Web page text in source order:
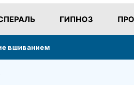
навсегда. Спасибо!
ГИПНОЗ
вшиванием